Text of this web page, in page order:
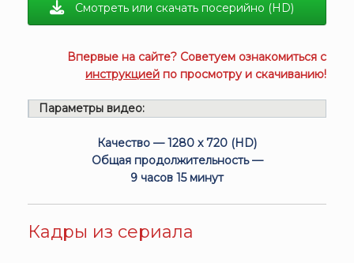
Смотреть или скачать посерийно (HD)
Впервые на сайте? Советуем ознакомиться с
инструкцией по просмотру и скачиванию!
Параметры видео:
Качество — 1280 x 720 (HD)
Общая продолжительность —
9 часов 15 минут
Кадры из сериала